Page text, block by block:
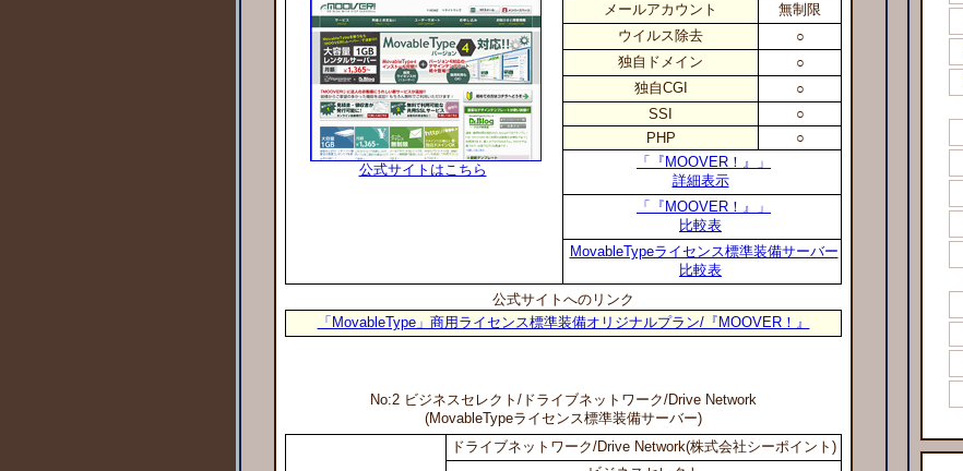
公式サイトはこちら
メールアカウント
無制限
ウイルス除去
○
独自ドメイン
○
独自CGI
○
SSI
○
PHP
○
「『MOOVER！』」
詳細表示
「『MOOVER！』」
比較表
MovableTypeライセンス標準装備サーバー
比較表
公式サイトへのリンク
「MovableType」商用ライセンス標準装備オリジナルプラン/『MOOVER！』
No:2 ビジネスセレクト /ドライブネットワーク/Drive Network
(MovableTypeライセンス標準装備サーバー)
ドライブネットワーク/Drive Network(株式会社シーポイント)